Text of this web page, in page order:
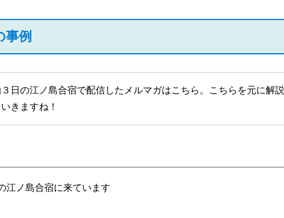
事例
３日の江ノ島合宿で配信したメルマガはこちら。こちらを元に解説
きますね！
江ノ島合宿に来ています